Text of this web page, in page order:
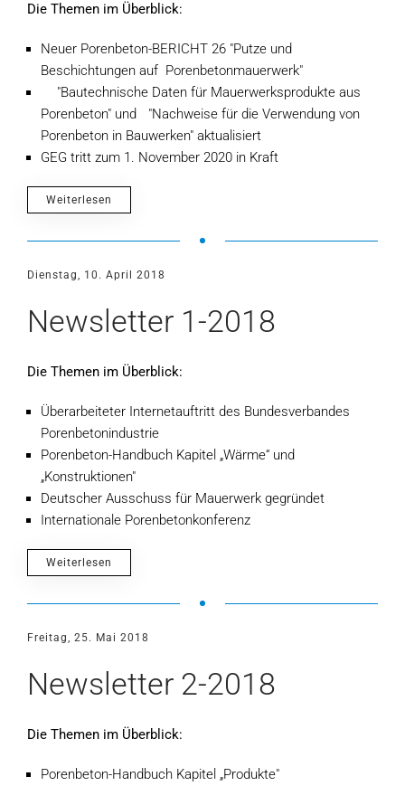
Die Themen im Überblick:
Neuer Porenbeton-BERICHT 26 "Putze und
Beschichtungen auf Porenbetonmauerwerk"
"Bautechnische Daten für Mauerwerksprodukte aus
Porenbeton" und "Nachweise für die Verwendung von
Porenbeton in Bauwerken" aktualisiert
GEG tritt zum 1. November 2020 in Kraft
Weiterlesen
Dienstag, 10. April 2018
Newsletter 1-2018
Die Themen im Überblick:
Überarbeiteter Internetauftritt des Bundesverbandes
Porenbetonindustrie
Porenbeton-Handbuch Kapitel „Wärme“ und
„Konstruktionen"
Deutscher Ausschuss für Mauerwerk gegründet
Internationale Porenbetonkonferenz
Weiterlesen
Freitag, 25. Mai 2018
Newsletter 2-2018
Die Themen im Überblick:
Porenbeton-Handbuch Kapitel „Produkte"